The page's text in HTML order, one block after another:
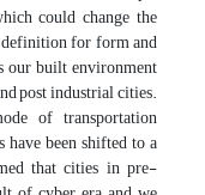
could change the
definition for form and
our built environment
post industrial cities.
of transportation
been shifted to a
that cities in pre-